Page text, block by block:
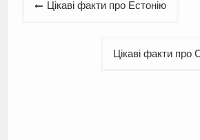
Цікаві факти про Естонію
Цікаві факти про